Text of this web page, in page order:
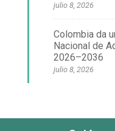
julio 8, 2026
Colombia da
Nacional de
2026–2036
julio 8, 2026